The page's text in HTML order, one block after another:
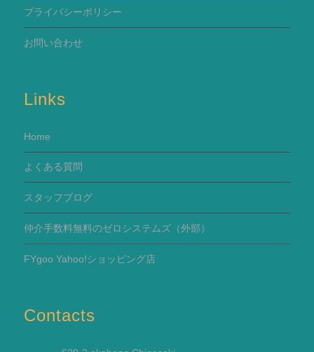
プライバシーポリシー
お問い合わせ
Links
Home
よくある質問
スタッフブログ
仲介手数料無料のゼロシステムズ（外部）
FYgoo Yahoo!ショッピング店
Contacts